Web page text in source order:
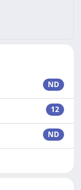
ND
12
ND